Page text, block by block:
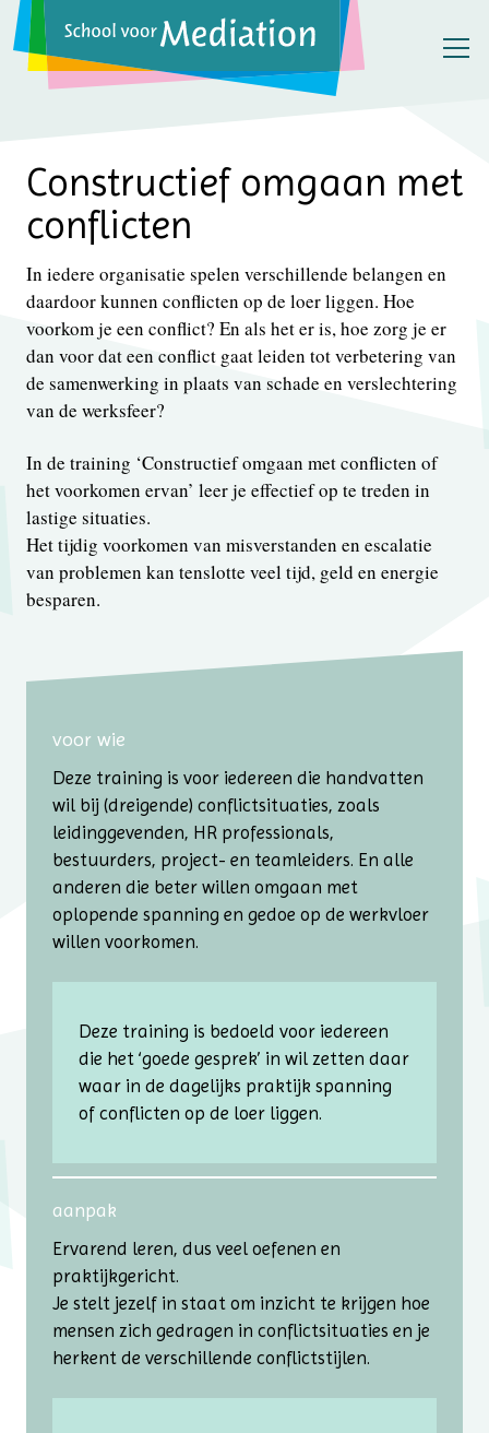
Constructief omgaan met
conflicten
In iedere organisatie spelen verschillende belangen en
daardoor kunnen conflicten op de loer liggen. Hoe
voorkom je een conflict? En als het er is, hoe zorg je er
dan voor dat een conflict gaat leiden tot verbetering van
de samenwerking in plaats van schade en verslechtering
van de werksfeer?
In de training ‘Constructief omgaan met conflicten of
het voorkomen ervan’ leer je effectief op te treden in
lastige situaties.
Het tijdig voorkomen van mis­verstanden en escalatie
van problemen kan tenslotte veel tijd, geld en energie
besparen.
voor wie
Deze training is voor iedereen die handvatten
wil bij (dreigende) conflictsituaties, zoals
leidinggevenden, HR professionals,
bestuurders, project- en teamleiders. En alle
anderen die beter willen omgaan met
oplopende spanning en gedoe op de werkvloer
willen voorkomen.
Deze training is bedoeld voor iedereen
die het ‘goede gesprek’ in wil zetten daar
waar in de dagelijks praktijk spanning
of conflicten op de loer liggen.
aanpak
Ervarend leren, dus veel oefenen en
praktijkgericht.
Je stelt jezelf in staat om inzicht te krijgen hoe
mensen zich gedragen in conflictsituaties en je
herkent de verschillende conflictstijlen.